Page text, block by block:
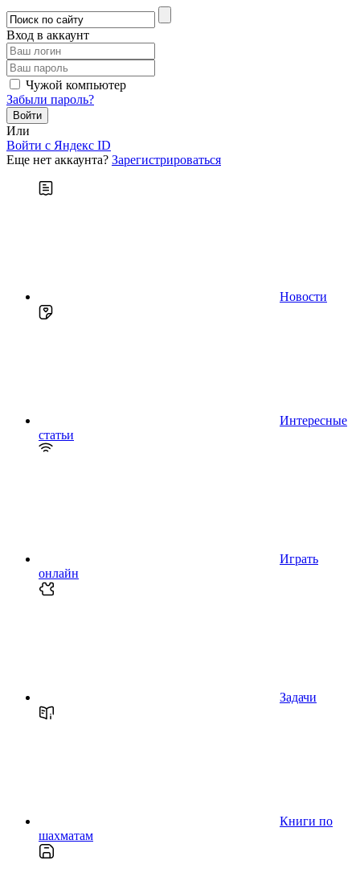
Вход в аккаунт
Чужой компьютер
Забыли пароль?
Или
Войти c Яндекс ID
Еще нет аккаунта? Зарегистрироваться
Новости
Интересные
статьи
Играть
онлайн
Задачи
Книги по
шахматам